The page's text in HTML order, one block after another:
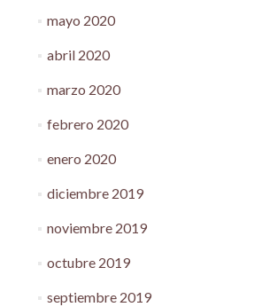
mayo 2020
abril 2020
marzo 2020
febrero 2020
enero 2020
diciembre 2019
noviembre 2019
octubre 2019
septiembre 2019